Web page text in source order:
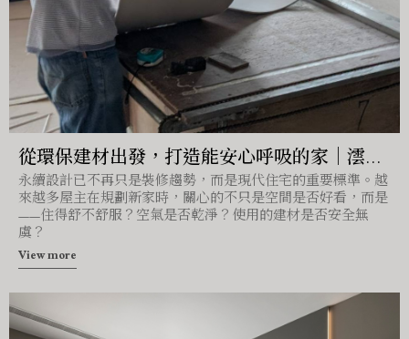
從環保建材出發，打造能安心呼吸的家｜澐石
蘊邸健康住宅設計｜台中室內設計
永續設計已不再只是裝修趨勢，而是現代住宅的重要標準。越
來越多屋主在規劃新家時，關心的不只是空間是否好看，而是
——住得舒不舒服？空氣是否乾淨？使用的建材是否安全無
虞？
View more